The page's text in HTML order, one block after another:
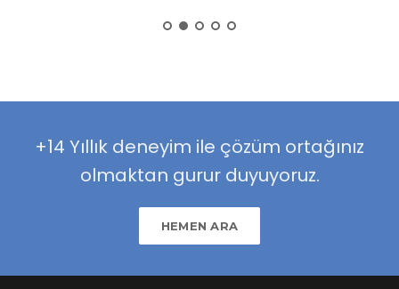
+14 Yıllık deneyim ile çözüm ortağınız
olmaktan gurur duyuyoruz.
HEMEN ARA